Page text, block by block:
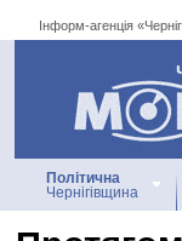
Інформ-агенція
Інформ-
Політична
Чернігівщина